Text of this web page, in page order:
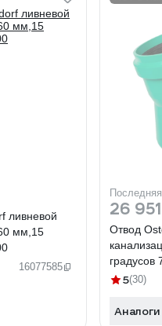
ливневой
мм,15
16077585
26
Отвод
градусов
5(30)
Аналоги